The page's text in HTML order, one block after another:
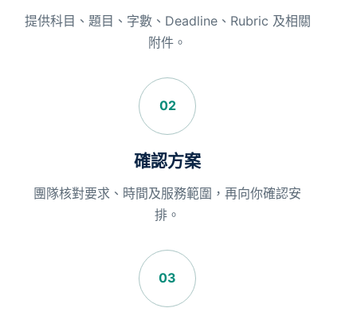
提供科目、題目、字數、Deadline、Rubric 及相關
附件。
02
確認方案
團隊核對要求、時間及服務範圍，再向你確認安
排。
03